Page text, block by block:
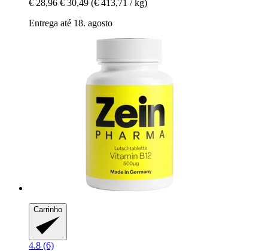
€ 28,96 € 30,49 (€ 413,71 / kg)
Entrega até 18. agosto
Carrinho
4.8 (6)